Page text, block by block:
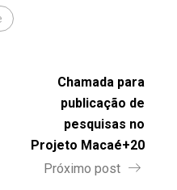
Chamada para
publicação de
pesquisas no
Projeto Macaé+20
Próximo post